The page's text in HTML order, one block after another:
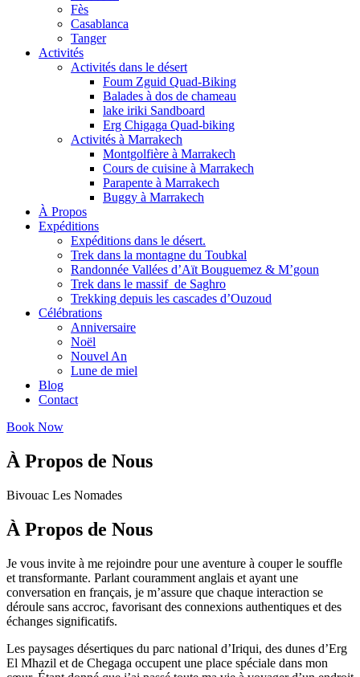
Fès
Casablanca
Tanger
Activités
Activités dans le désert
Foum Zguid Quad-Biking
Balades à dos de chameau
lake iriki Sandboard
Erg Chigaga Quad-biking
Activités à Marrakech
Montgolfière à Marrakech
Cours de cuisine à Marrakech
Parapente à Marrakech
Buggy à Marrakech
À Propos
Expéditions
Expéditions dans le désert.
Trek dans la montagne du Toubkal
Randonnée Vallées d’Aït Bouguemez & M’goun
Trek dans le massif de Saghro
Trekking depuis les cascades d’Ouzoud
Célébrations
Anniversaire
Noël
Nouvel An
Lune de miel
Blog
Contact
Book Now
À Propos de Nous
Bivouac Les Nomades
À Propos de Nous
Je vous invite à me rejoindre pour une aventure à couper le souffle
et transformante. Parlant couramment anglais et ayant une
conversation en français, je m’assure que chaque interaction se
déroule sans accroc, favorisant des connexions authentiques et des
échanges significatifs.
Les paysages désertiques du parc national d’Iriqui, des dunes d’Erg
El Mhazil et de Chegaga occupent une place spéciale dans mon